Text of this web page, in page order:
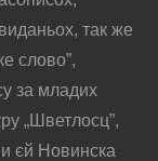
так же
слово”,
за младих
„Шветлосц”,
и єй Новинска